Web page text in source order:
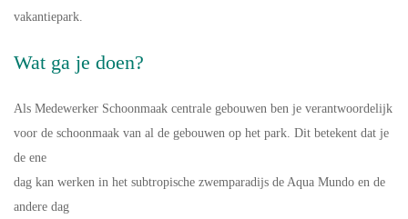
vakantiepark.
Wat ga je doen?
Als Medewerker Schoonmaak centrale gebouwen ben je verantwoordelijk
voor de schoonmaak van al de gebouwen op het park. Dit betekent dat je
de ene
dag kan werken in het subtropische zwemparadijs de Aqua Mundo en de
andere dag